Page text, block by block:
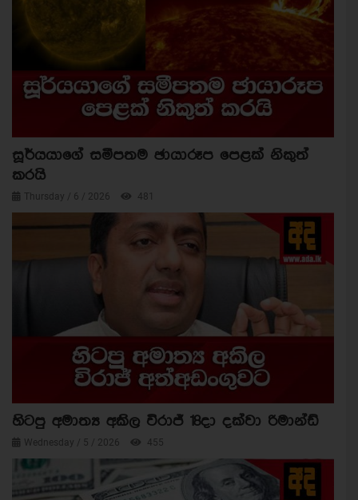
සූර්යයාගේ සමීපතම ඡායාරූප පෙළක් නිකුත්
කරයි
Thursday / 6 / 2026 481
හිටපු අමාත්‍ය අකිල විරාජ් 18දා දක්වා රිමාන්ඩ්
Wednesday / 5 / 2026 455